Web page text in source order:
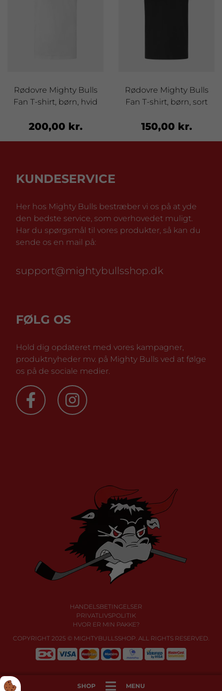
SHOP MENU
Rødovre Mighty Bulls
Fan T-shirt, børn, hvid
200,00 kr.
Rødovre Mighty Bulls
Fan T-shirt, børn, sort
150,00 kr.
KUNDESERVICE
Her hos Mighty Bulls bestræber vi os på at yde
den bedste service, som overhovedet muligt.
Har du spørgsmål til vores produkter, så kan du
sende os en mail på:
support@mightybullsshop.dk
FØLG OS
Hold dig opdateret med vores kampagner,
produktnyheder mv. på Mighty Bulls ved at følge
os på de sociale medier.
HANDELSBETINGELSER
PRIVATLIVSPOLITIK
HVOR ER MIN PAKKE?
COPYRIGHT 2025 © MIGHTYBULLSSHOP. ALL RIGHTS RESERVED.